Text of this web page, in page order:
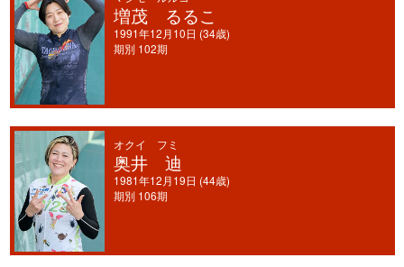
増茂 るるこ
1991年12月10日 (34歳)
期別 102期
オクイ フミ
奥井 迪
1981年12月19日 (44歳)
期別 106期